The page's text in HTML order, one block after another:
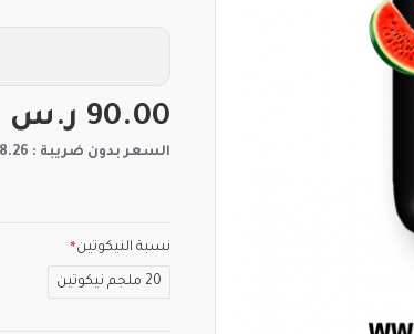
90.00 ر.س
السعر بدون ضريبة : 78.26 ر.س
نسبة النيكوتين
20 ملجم نيكوتين